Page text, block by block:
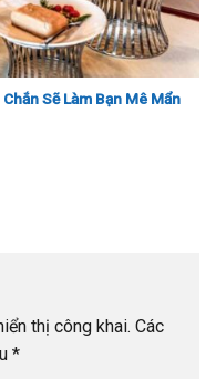
Sẽ Làm Bạn Mê Mẩn
thị công khai. Các
*